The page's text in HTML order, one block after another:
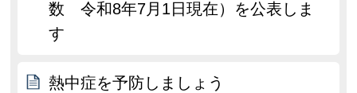
数 令和8年7月1日現在）を公表しま
す
熱中症を予防しましょう